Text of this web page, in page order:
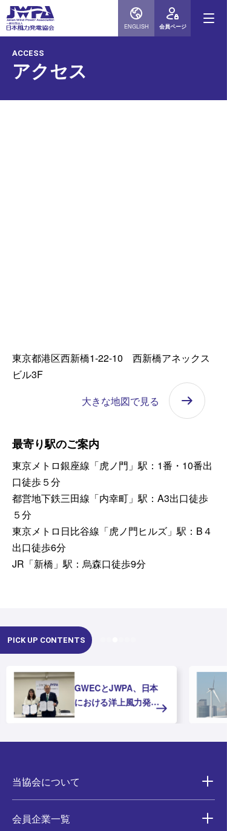
ENGLISH 会員ページ
ACCESS
アクセス
東京都港区西新橋1-22-10 西新橋アネックス
ビル3F
大きな地図で見る
最寄り駅のご案内
東京メトロ銀座線「虎ノ門」駅：1番・10番出
口徒歩５分
都営地下鉄三田線「内幸町」駅：A3出口徒歩
５分
東京メトロ日比谷線「虎ノ門ヒルズ」駅：B４
出口徒歩6分
JR「新橋」駅：烏森口徒歩9分
PICK UP CONTENTS
GWECとJWPA、日本
における洋上風力発電
の推進に向けたMOUを
当協会について
会員企業一覧